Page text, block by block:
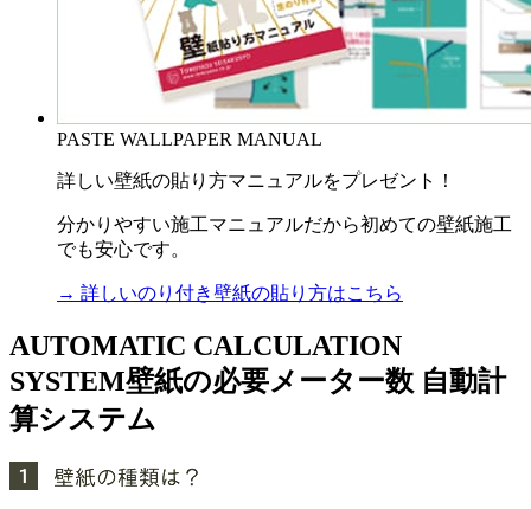
PASTE WALLPAPER MANUAL
詳しい壁紙の貼り方マニュアルをプレゼント！
分かりやすい施工マニュアルだから初めての壁紙施工
でも安心です。
→ 詳しいのり付き壁紙の貼り方はこちら
AUTOMATIC CALCULATION
SYSTEM壁紙の必要メーター数 自動計
算システム